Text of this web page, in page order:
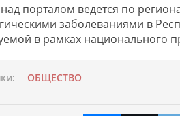
порталом ведется по
заболеваниями в
в рамках национального
ОБЩЕСТВО